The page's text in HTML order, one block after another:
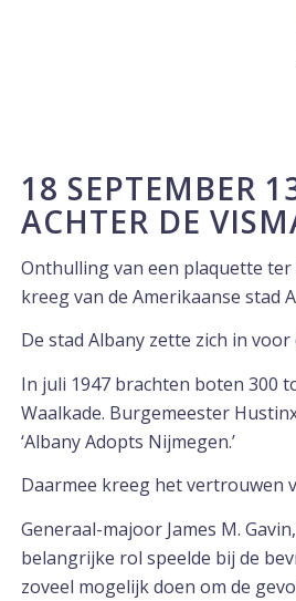
18 SEPTEMBER
ACHTER DE
Onthulling van een plaquette
kreeg van de Amerikaanse stad
De stad Albany zette zich in
In juli 1947 brachten boten 300
Waalkade. Burgemeester
‘Albany Adopts Nijmegen.’
Daarmee kreeg het vertrouwen
Generaal-majoor James M.
belangrijke rol speelde bij de
zoveel mogelijk doen om de